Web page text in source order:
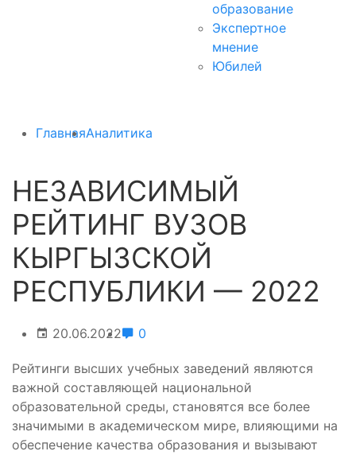
образование
Экспертное
мнение
Юбилей
ГлавнаяАналитика
НЕЗАВИСИМЫЙ
РЕЙТИНГ ВУЗОВ
КЫРГЫЗСКОЙ
РЕСПУБЛИКИ — 2022
20.06.2022 0
Рейтинги высших учебных заведений являются
важной составляющей национальной
образовательной среды, становятся все более
значимыми в академическом мире, влияющими на
обеспечение качества образования и вызывают